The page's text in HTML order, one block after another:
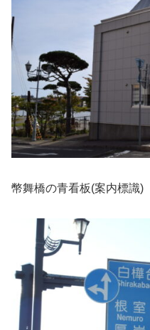
幣舞橋の青看板(案内標識)